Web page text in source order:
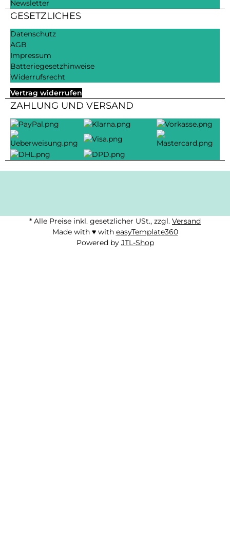
Newsletter
GESETZLICHES
Datenschutz
AGB
Impressum
Batteriegesetzhinweise
Widerrufsrecht
Vertrag widerrufen
ZAHLUNG UND VERSAND
Made with ♥ with easyTemplate360
* Alle Preise inkl. gesetzlicher USt., zzgl. Versand
Powered by JTL-Shop